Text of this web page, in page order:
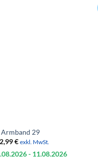
Armband 29
Ursprünglicher
Preis
2,99€Aktueller
ist:
exkl. MwSt.
2026- 11.08.2026